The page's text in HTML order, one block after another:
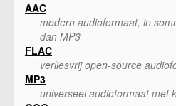
AAC
modern audioformaat, in
dan MP3
FLAC
verliesvrij open-source
MP3
universeel audioformaat met